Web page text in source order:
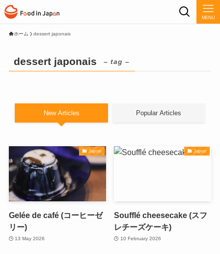
MENU
ホーム dessert japonais
dessert japonais – tag –
New Articles Popular Articles
Japon
Gelée de café (コーヒーゼ
リー)
13 May 2026
Japon
Soufflé cheesecake (スフ
レチーズケーキ)
10 February 2026